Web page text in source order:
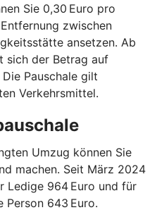
Sie 0,30 Euro pro
zwischen
ansetzen. Ab
sich der Betrag auf
Pauschale gilt
Verkehrsmittel.
Umzug können Sie
machen. Seit März 2024
Ledige 964 Euro und für
Person 643 Euro.